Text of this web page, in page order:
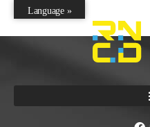
Language »